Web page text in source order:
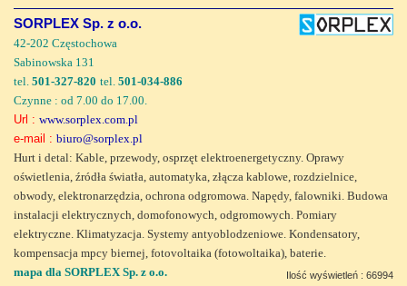
SORPLEX Sp. z o.o.
42-202 Częstochowa
Sabinowska 131
tel. 501-327-820 tel. 501-034-886
Czynne : od 7.00 do 17.00.
Url : www.sorplex.com.pl
e-mail : biuro@sorplex.pl
Hurt i detal: Kable, przewody, osprzęt elektroenergetyczny. Oprawy
oświetlenia, źródła światła, automatyka, złącza kablowe, rozdzielnice,
obwody, elektronarzędzia, ochrona odgromowa. Napędy, falowniki. Budowa
instalacji elektrycznych, domofonowych, odgromowych. Pomiary
elektryczne. Klimatyzacja. Systemy antyoblodzeniowe. Kondensatory,
kompensacja mpcy biernej, fotovoltaika (fotowoltaika), baterie.
mapa dla SORPLEX Sp. z o.o.
Ilość wyświetleń : 66994